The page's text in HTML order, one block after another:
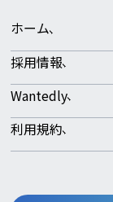
ホーム
採用情報
Wantedly
利用規約